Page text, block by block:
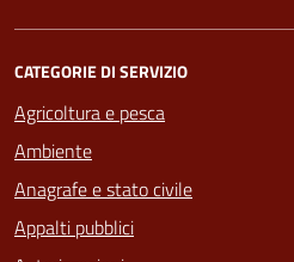
CATEGORIE DI SERVIZIO
Agricoltura e pesca
Ambiente
Anagrafe e stato civile
Appalti pubblici